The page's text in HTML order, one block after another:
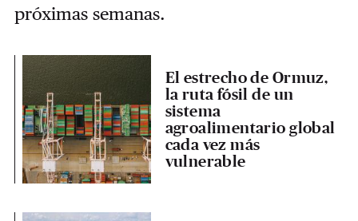
próximas semanas.
El estrecho de Ormuz,
la ruta fósil de un
sistema
agroalimentario global
cada vez más
vulnerable